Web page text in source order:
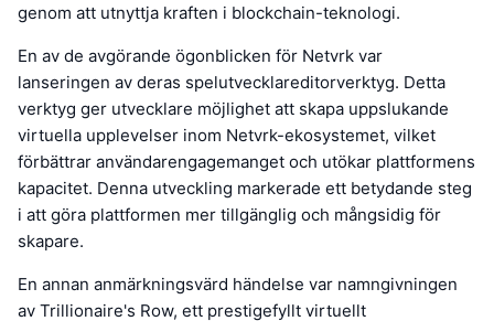
genom att utnyttja kraften i blockchain-teknologi.
En av de avgörande ögonblicken för Netvrk var
lanseringen av deras spelutvecklareditorverktyg. Detta
verktyg ger utvecklare möjlighet att skapa uppslukande
virtuella upplevelser inom Netvrk-ekosystemet, vilket
förbättrar användarengagemanget och utökar plattformens
kapacitet. Denna utveckling markerade ett betydande steg
i att göra plattformen mer tillgänglig och mångsidig för
skapare.
En annan anmärkningsvärd händelse var namngivningen
av Trillionaire's Row, ett prestigefyllt virtuellt